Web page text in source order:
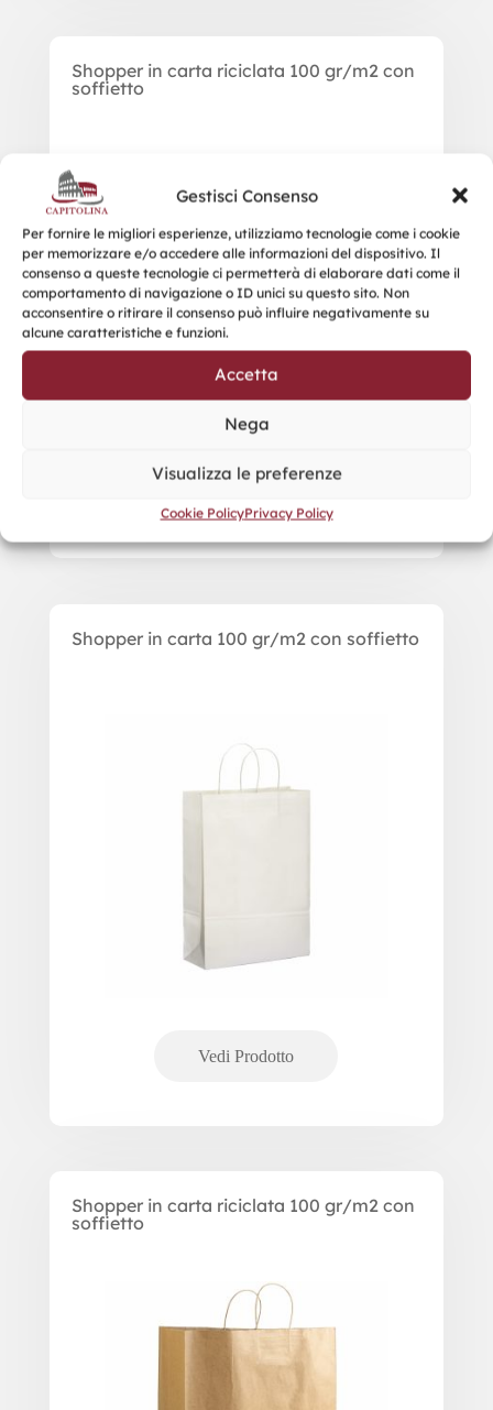
Gestisci Consenso
Per fornire le migliori esperienze, utilizziamo tecnologie come i cookie
per memorizzare e/o accedere alle informazioni del dispositivo. Il
consenso a queste tecnologie ci permetterà di elaborare dati come il
comportamento di navigazione o ID unici su questo sito. Non
acconsentire o ritirare il consenso può influire negativamente su
alcune caratteristiche e funzioni.
Accetta
Nega
Visualizza le preferenze
Cookie PolicyPrivacy Policy
Shopper in carta riciclata 100 gr/m2 con
soffietto
Shopper in carta 100 gr/m2 con soffietto
Shopper in carta riciclata 100 gr/m2 con
soffietto